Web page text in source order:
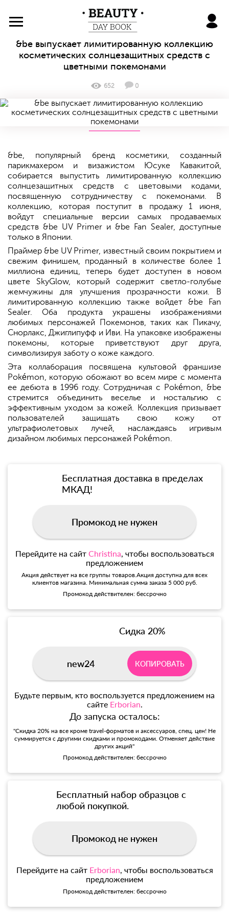
BeautyDayBook
&be выпускает лимитированную коллекцию
косметических солнцезащитных средств с
цветными покемонами
652 0
&be, популярный бренд косметики, созданный
парикмахером и визажистом Юсуке Кавакитой,
собирается выпустить лимитированную коллекцию
солнцезащитных средств с цветовыми кодами,
посвященную сотрудничеству с покемонами. В
коллекцию, которая поступит в продажу 1 июня,
войдут специальные версии самых продаваемых
средств &be UV Primer и &be Fan Sealer, доступные
только в Японии.
Праймер &be UV Primer, известный своим покрытием и
свежим финишем, проданный в количестве более 1
миллиона единиц, теперь будет доступен в новом
цвете SkyGlow, который содержит светло-голубые
жемчужины для улучшения прозрачности кожи. В
лимитированную коллекцию также войдет &be Fan
Sealer. Оба продукта украшены изображениями
любимых персонажей Покемонов, таких как Пикачу,
Снорлакс, Джиглипуфф и Иви. На упаковке изображены
покемоны, которые приветствуют друг друга,
символизируя заботу о коже каждого.
Эта коллаборация посвящена культовой франшизе
Pokémon, которую обожают во всем мире с момента
ее дебюта в 1996 году. Сотрудничая с Pokémon, &be
стремится объединить веселье и ностальгию с
эффективным уходом за кожей. Коллекция призывает
пользователей защищать свою кожу от
ультрафиолетовых лучей, наслаждаясь игривым
дизайном любимых персонажей Pokémon.
Бесплатная доставка в пределах
МКАД!
Промокод не нужен
Перейдите на сайт Christina, чтобы воспользоваться
предложением
Акция действует на все группы товаров.Акция доступна для всех
клиентов магазина. Минимальная сумма заказа 5 000 руб.
Промокод действителен: бессрочно
Сидка 20%
new24 КОПИРОВАТЬ
Будьте первым, кто воспользуется предложением на
сайте Erborian.
До запуска осталось:
"Скидка 20% на все кроме travel-форматов и аксессуаров, спец. цен! Не
суммируется с другими скидками и промокодами. Отменяет действие
других акций"
Промокод действителен: бессрочно
Бесплатный набор образцов с
любой покупкой.
Промокод не нужен
Перейдите на сайт Erborian, чтобы воспользоваться
предложением
Промокод действителен: бессрочно